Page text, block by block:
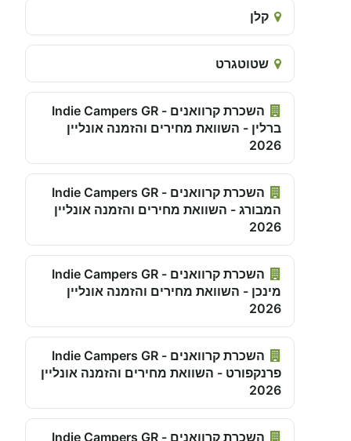
קלן
שטוטגרט
השכרת קרוואנים - Indie Campers GR
ברלין - השוואת מחירים והזמנה אונליין
2026
השכרת קרוואנים - Indie Campers GR
המבורג - השוואת מחירים והזמנה אונליין
2026
השכרת קרוואנים - Indie Campers GR
מינכן - השוואת מחירים והזמנה אונליין
2026
השכרת קרוואנים - Indie Campers GR
פרנקפורט - השוואת מחירים והזמנה אונליין
2026
השכרת קרוואנים - Indie Campers GR